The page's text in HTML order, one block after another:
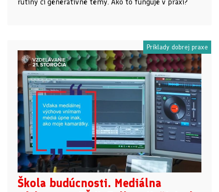
Príklady dobrej praxe
Škola budúcnosti. Mediálna